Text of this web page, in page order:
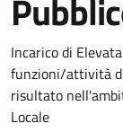
Incarico di
funzioni/attività
risultato
Locale